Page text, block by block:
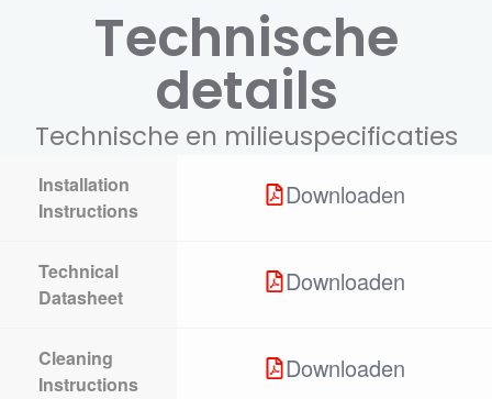
Technische
details
Technische en milieuspecificaties
Installation
Instructions
Downloaden
Technical
Datasheet
Downloaden
Cleaning
Instructions
Downloaden